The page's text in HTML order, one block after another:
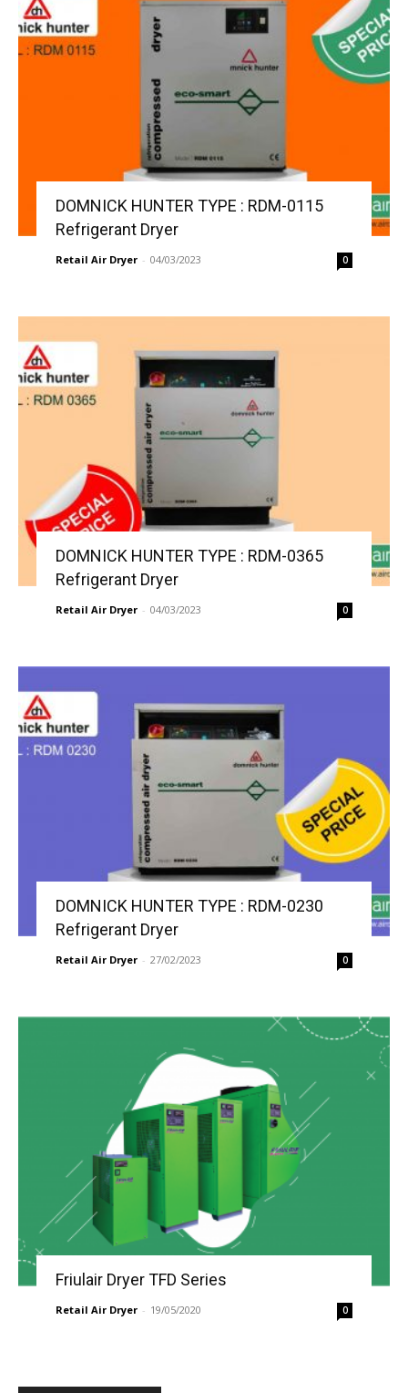
DOMNICK HUNTER TYPE : RDM-0115
Refrigerant Dryer
Retail Air Dryer - 04/03/2023 0
DOMNICK HUNTER TYPE : RDM-0365
Refrigerant Dryer
Retail Air Dryer - 04/03/2023 0
DOMNICK HUNTER TYPE : RDM-0230
Refrigerant Dryer
Retail Air Dryer - 27/02/2023 0
Friulair Dryer TFD Series
Retail Air Dryer - 19/05/2020 0